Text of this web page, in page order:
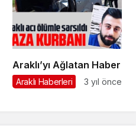
Araklı’yı Ağlatan Haber
Araklı Haberleri 3 yıl önce